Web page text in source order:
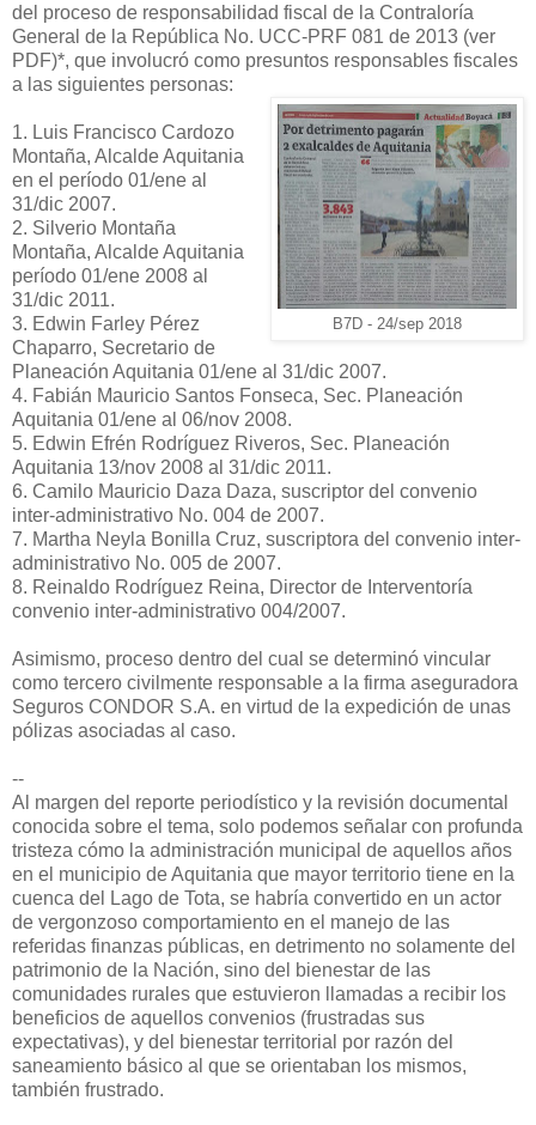
del proceso de responsabilidad fiscal de la Contraloría
General de la República No. UCC-PRF 081 de 2013 (ver
PDF)*, que involucró como presuntos responsables fiscales
a las siguientes personas:
B7D - 24/sep 2018
1. Luis Francisco Cardozo
Montaña, Alcalde Aquitania
en el período 01/ene al
31/dic 2007.
2. Silverio Montaña
Montaña, Alcalde Aquitania
período 01/ene 2008 al
31/dic 2011.
3. Edwin Farley Pérez
Chaparro, Secretario de
Planeación Aquitania 01/ene al 31/dic 2007.
4. Fabián Mauricio Santos Fonseca, Sec. Planeación
Aquitania 01/ene al 06/nov 2008.
5. Edwin Efrén Rodríguez Riveros, Sec. Planeación
Aquitania 13/nov 2008 al 31/dic 2011.
6. Camilo Mauricio Daza Daza, suscriptor del convenio
inter-administrativo No. 004 de 2007.
7. Martha Neyla Bonilla Cruz, suscriptora del convenio inter-
administrativo No. 005 de 2007.
8. Reinaldo Rodríguez Reina, Director de Interventoría
convenio inter-administrativo 004/2007.
Asimismo, proceso dentro del cual se determinó vincular
como tercero civilmente responsable a la firma aseguradora
Seguros CONDOR S.A. en virtud de la expedición de unas
pólizas asociadas al caso.
--
Al margen del reporte periodístico y la revisión documental
conocida sobre el tema, solo podemos señalar con profunda
tristeza cómo la administración municipal de aquellos años
en el municipio de Aquitania que mayor territorio tiene en la
cuenca del Lago de Tota, se habría convertido en un actor
de vergonzoso comportamiento en el manejo de las
referidas finanzas públicas, en detrimento no solamente del
patrimonio de la Nación, sino del bienestar de las
comunidades rurales que estuvieron llamadas a recibir los
beneficios de aquellos convenios (frustradas sus
expectativas), y del bienestar territorial por razón del
saneamiento básico al que se orientaban los mismos,
también frustrado.